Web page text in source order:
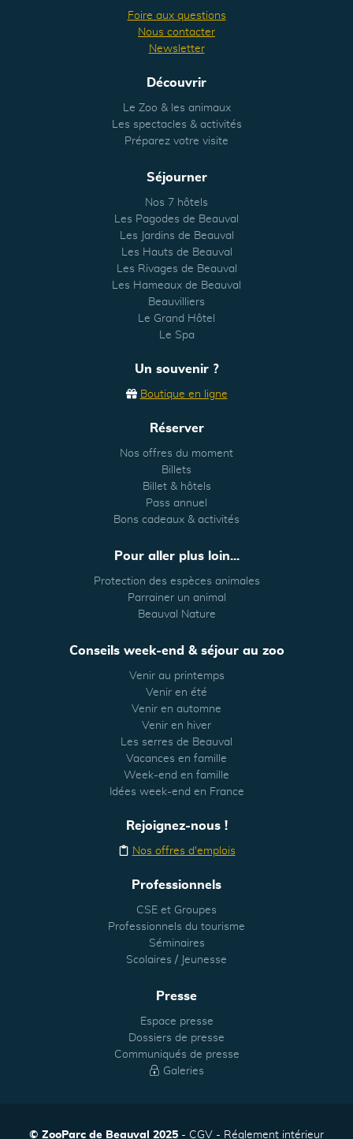
Foire aux questions
Nous contacter
Newsletter
Découvrir
Le Zoo & les animaux
Les spectacles & activités
Préparez votre visite
Séjourner
Nos 7 hôtels
Les Pagodes de Beauval
Les Jardins de Beauval
Les Hauts de Beauval
Les Rivages de Beauval
Les Hameaux de Beauval
Beauvilliers
Le Grand Hôtel
Le Spa
Un souvenir ?
Boutique en ligne
Réserver
Nos offres du moment
Billets
Billet & hôtels
Pass annuel
Bons cadeaux & activités
Pour aller plus loin...
Protection des espèces animales
Parrainer un animal
Beauval Nature
Conseils week-end & séjour au zoo
Venir au printemps
Venir en été
Venir en automne
Venir en hiver
Les serres de Beauval
Vacances en famille
Week-end en famille
Idées week-end en France
Rejoignez-nous !
Nos offres d'emplois
Professionnels
CSE et Groupes
Professionnels du tourisme
Séminaires
Scolaires / Jeunesse
Presse
Espace presse
Dossiers de presse
Communiqués de presse
Galeries
© ZooParc de Beauval 2025 CGV Réglement intérieur